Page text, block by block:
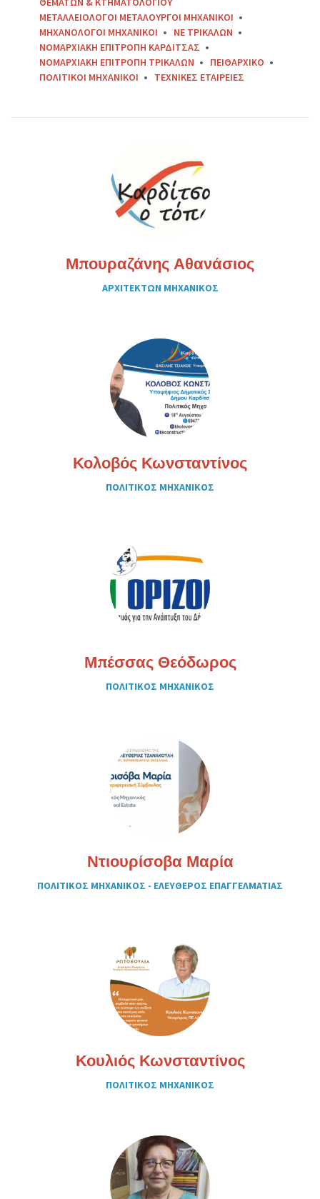
ΜΕΤΑΛΛΕΙΟΛΟΓΟΙ ΜΕΤΑΛΟΥΡΓΟΙ ΜΗΧΑΝΙΚΟΙ
ΜΗΧΑΝΟΛΟΓΟΙ ΜΗΧΑΝΙΚΟΙ
ΝΕ ΤΡΙΚΑΛΩΝ
ΝΟΜΑΡΧΙΑΚΗ ΕΠΙΤΡΟΠΗ ΚΑΡΔΙΤΣΑΣ
ΝΟΜΑΡΧΙΑΚΗ ΕΠΙΤΡΟΠΗ ΤΡΙΚΑΛΩΝ
ΠΕΙΘΑΡΧΙΚΟ
ΠΟΛΙΤΙΚΟΙ ΜΗΧΑΝΙΚΟΙ
ΤΕΧΝΙΚΕΣ ΕΤΑΙΡΕΙΕΣ
Μπουραζάνης Αθανάσιος
ΑΡΧΙΤΕΚΤΩΝ ΜΗΧΑΝΙΚΟΣ
Κολοβός Κωνσταντίνος
ΠΟΛΙΤΙΚΟΣ ΜΗΧΑΝΙΚΟΣ
Μπέσσας Θεόδωρος
ΠΟΛΙΤΙΚΟΣ ΜΗΧΑΝΙΚΟΣ
Ντιουρίσοβα Μαρία
ΠΟΛΙΤΙΚΟΣ ΜΗΧΑΝΙΚΟΣ - ΕΛΕΥΘΕΡΟΣ ΕΠΑΓΓΕΛΜΑΤΙΑΣ
Κουλιός Κωνσταντίνος
ΠΟΛΙΤΙΚΟΣ ΜΗΧΑΝΙΚΟΣ